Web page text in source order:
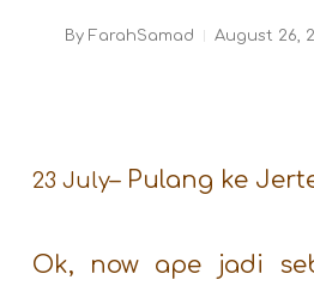
By FarahSamad August 26,
23 July– Pulang ke
Ok, now ape jadi